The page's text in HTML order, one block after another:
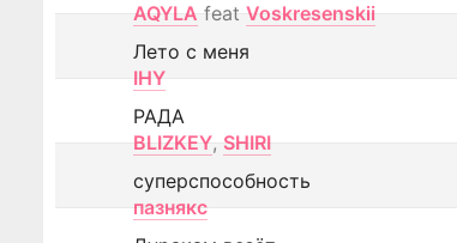
AQYLA feat Voskresenskii
Лето с меня
IHY
РАДА
BLIZKEY, SHIRI
суперспособность
пазнякс